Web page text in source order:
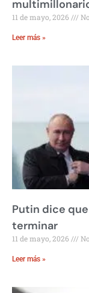
11 de mayo, 2026
Leer más »
Putin dice
terminar
11 de mayo, 2026
Leer más »